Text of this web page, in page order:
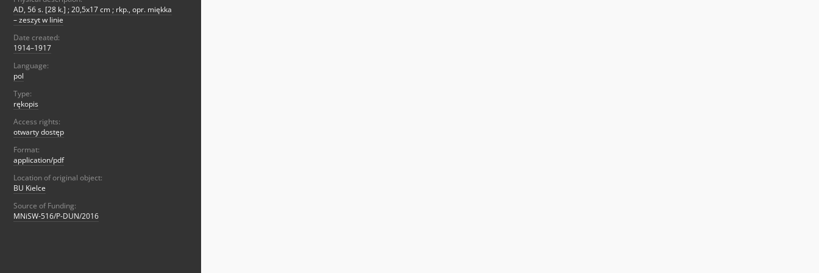
AD, 56 s. [28 k.] ; 20,5x17 cm ; rkp., opr. miękka
– zeszyt w linie
Date created:
1914–1917
Language:
pol
Type:
rękopis
Access rights:
otwarty dostęp
Format:
application/pdf
Location of original object:
BU Kielce
Source of Funding:
MNiSW-516/P-DUN/2016